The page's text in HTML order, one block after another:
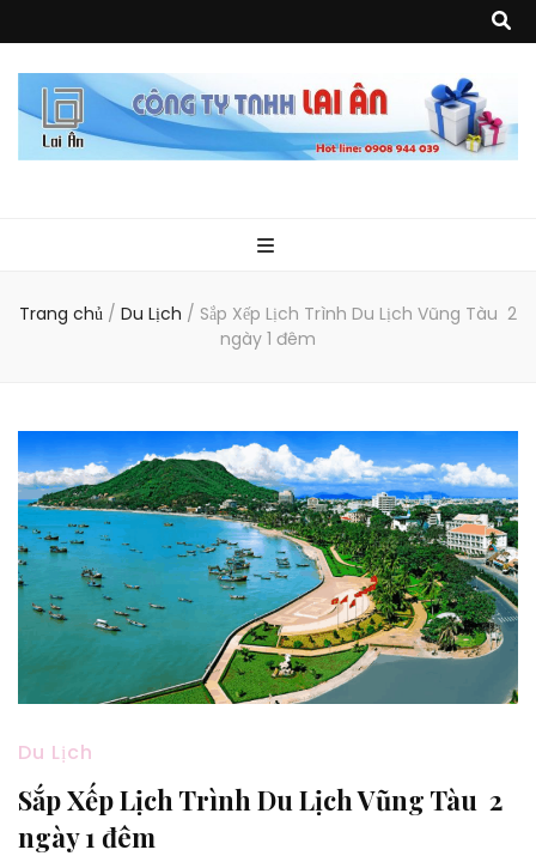
Ân
phẩm về nhựa như áo mưa, túi nhựa, handger…Đặc biệt là các sản phẩm
từ MICA, MDF, FORMAT như tủ trưng bày, quầy, kệ, Tray…
Trang chủ / Du Lịch / Sắp Xếp Lịch Trình Du Lịch Vũng Tàu 2
ngày 1 đêm
Du Lịch
Sắp Xếp Lịch Trình Du Lịch Vũng Tàu 2
ngày 1 đêm